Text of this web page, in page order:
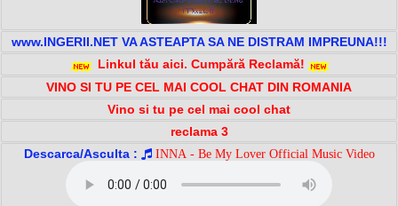
www.INGERII.NET VA ASTEAPTA SA NE DISTRAM IMPREUNA!!!
Linkul tău aici. Cumpără Reclamă!
VINO SI TU PE CEL MAI COOL CHAT DIN ROMANIA
Vino si tu pe cel mai cool chat
reclama 3
Descarca/Asculta :
INNA - Be My Lover Official Music Video